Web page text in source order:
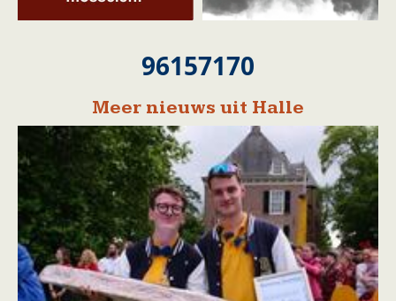
96157170
Meer nieuws uit Halle